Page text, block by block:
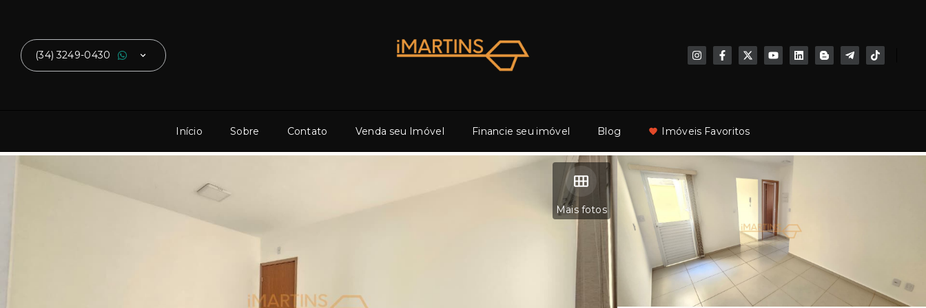
(34) 3249-0430
Início Sobre Contato Venda seu Imóvel Financie seu imóvel Blog Imóveis Favoritos
Mais fotos